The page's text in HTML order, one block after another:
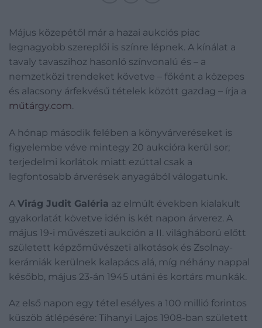
Május közepétől már a hazai aukciós piac
legnagyobb szereplői is színre lépnek. A kínálat a
tavaly tavaszihoz hasonló színvonalú és – a
nemzetközi trendeket követve – főként a közepes
és alacsony árfekvésű tételek között gazdag – írja a
műtárgy.com.
A hónap második felében a könyvárveréseket is
figyelembe véve mintegy 20 aukcióra kerül sor;
terjedelmi korlátok miatt ezúttal csak a
legfontosabb árverések anyagából válogatunk.
A Virág Judit Galéria az elmúlt években kialakult
gyakorlatát követve idén is két napon árverez. A
május 19-i művészeti aukción a II. világháború előtt
született képzőművészeti alkotások és Zsolnay-
kerámiák kerülnek kalapács alá, míg néhány nappal
később, május 23-án 1945 utáni és kortárs munkák.
Az első napon egy tétel esélyes a 100 millió forintos
küszöb átlépésére: Tihanyi Lajos 1908-ban született